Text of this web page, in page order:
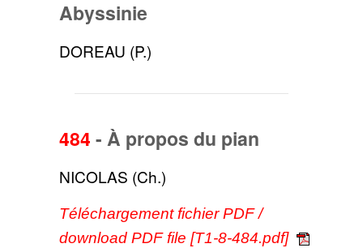
Abyssinie
DOREAU (P.)
484 -À propos du pian
NICOLAS (Ch.)
Téléchargement fichier PDF /
download PDF file [T1-8-484.pdf]